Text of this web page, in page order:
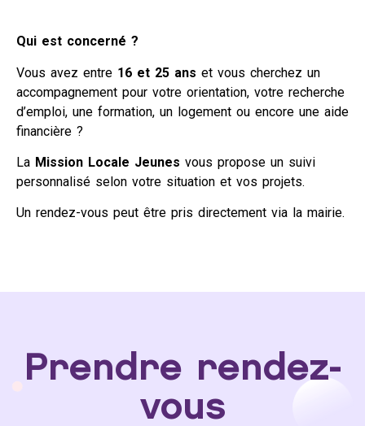
Qui est concerné ?
Vous avez entre 16 et 25 ans et vous cherchez un
accompagnement pour votre orientation, votre recherche
d’emploi, une formation, un logement ou encore une aide
financière ?
La Mission Locale Jeunes vous propose un suivi
personnalisé selon votre situation et vos projets.
Un rendez-vous peut être pris directement via la mairie.
Prendre rendez-
vous